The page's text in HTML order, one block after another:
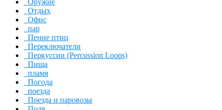
Отдых
Офис
пар
Пение птиц
Переключатели
Перкуссии (Percussion Loops)
Пища
пламя
Погода
поезда
Поезда и паровозы